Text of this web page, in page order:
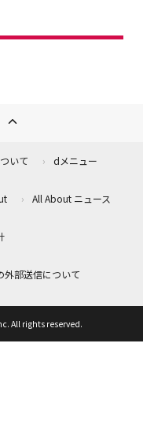
いて dメニュー
All About ニュース
外部送信について
All rights reserved.